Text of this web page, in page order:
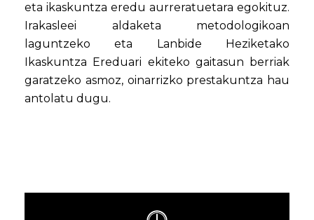
eta ikaskuntza eredu aurreratuetara egokituz.
Irakasleei aldaketa metodologikoan
laguntzeko eta Lanbide Heziketako
Ikaskuntza Ereduari ekiteko gaitasun berriak
garatzeko asmoz, oinarrizko prestakuntza hau
antolatu dugu.